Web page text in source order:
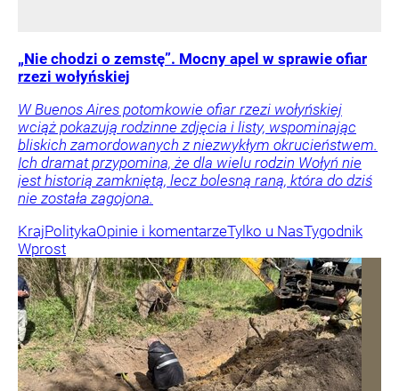
„Nie chodzi o zemstę”. Mocny apel w sprawie ofiar
rzezi wołyńskiej
W Buenos Aires potomkowie ofiar rzezi wołyńskiej
wciąż pokazują rodzinne zdjęcia i listy, wspominając
bliskich zamordowanych z niezwykłym okrucieństwem.
Ich dramat przypomina, że dla wielu rodzin Wołyń nie
jest historią zamkniętą, lecz bolesną raną, która do dziś
nie została zagojona.
KrajPolitykaOpinie i komentarzeTylko u NasTygodnik
Wprost